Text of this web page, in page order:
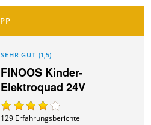
SEHR GUT (1,5)
FINOOS Kinder-
Elektroquad 24V
129 Erfahrungsberichte